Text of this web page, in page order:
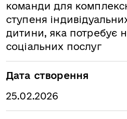
команди для
ступеня
дитини, яка потребує
соціальних послуг
Дата створення
25.02.2026